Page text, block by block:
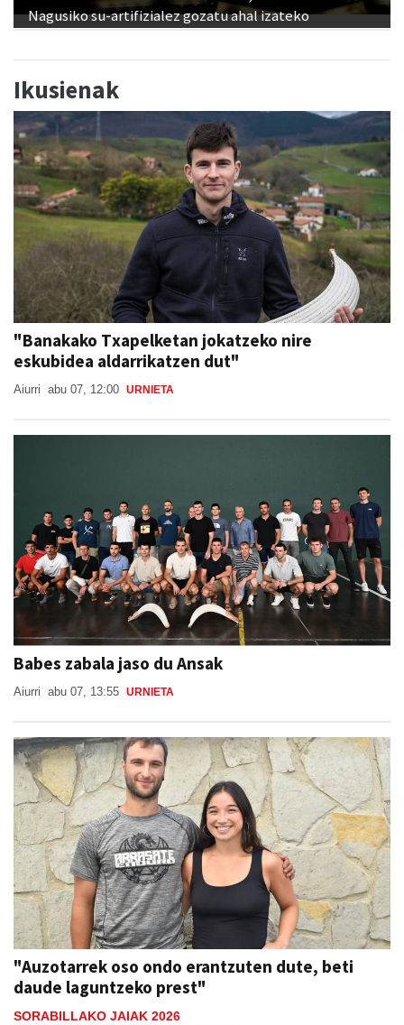
Nagusiko su-artifizialez gozatu ahal izateko
Ikusienak
"Banakako Txapelketan jokatzeko nire
eskubidea aldarrikatzen dut"
Aiurri abu 07, 12:00 URNIETA
Babes zabala jaso du Ansak
Aiurri abu 07, 13:55 URNIETA
"Auzotarrek oso ondo erantzuten dute, beti
daude laguntzeko prest"
SORABILLAKO JAIAK 2026